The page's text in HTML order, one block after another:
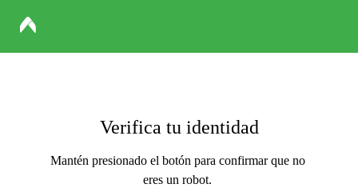
Verifica tu identidad
Mantén presionado el botón para confirmar que no
eres un robot.